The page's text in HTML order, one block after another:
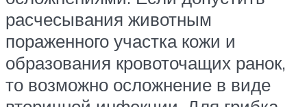
расчесывания животным
пораженного участка кожи и
образования кровоточащих ранок,
то возможно осложнение в виде